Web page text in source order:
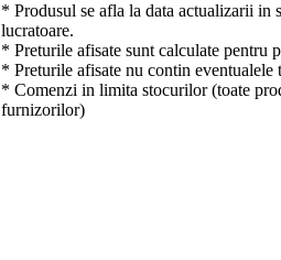
* Produsul se afla la data actualizarii in
lucratoare.
* Preturile afisate sunt calculate pentru
* Preturile afisate nu contin
* Comenzi in limita stocurilor (toate
furnizorilor)